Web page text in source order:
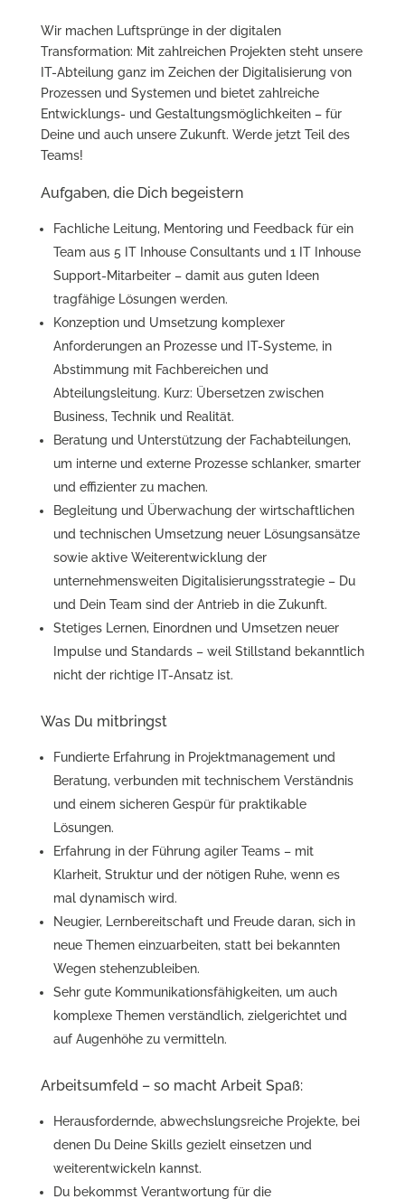
Wir machen Luftsprünge in der digitalen
Transformation: Mit zahlreichen Projekten steht unsere
IT-Abteilung ganz im Zeichen der Digitalisierung von
Prozessen und Systemen und bietet zahlreiche
Entwicklungs- und Gestaltungsmöglichkeiten – für
Deine und auch unsere Zukunft. Werde jetzt Teil des
Teams!
Aufgaben, die Dich begeistern
Fachliche Leitung, Mentoring und Feedback für ein
Team aus 5 IT Inhouse Consultants und 1 IT Inhouse
Support-Mitarbeiter – damit aus guten Ideen
tragfähige Lösungen werden.
Konzeption und Umsetzung komplexer
Anforderungen an Prozesse und IT-Systeme, in
Abstimmung mit Fachbereichen und
Abteilungsleitung. Kurz: Übersetzen zwischen
Business, Technik und Realität.
Beratung und Unterstützung der Fachabteilungen,
um interne und externe Prozesse schlanker, smarter
und effizienter zu machen.
Begleitung und Überwachung der wirtschaftlichen
und technischen Umsetzung neuer Lösungsansätze
sowie aktive Weiterentwicklung der
unternehmensweiten Digitalisierungsstrategie – Du
und Dein Team sind der Antrieb in die Zukunft.
Stetiges Lernen, Einordnen und Umsetzen neuer
Impulse und Standards – weil Stillstand bekanntlich
nicht der richtige IT-Ansatz ist.
Was Du mitbringst
Fundierte Erfahrung in Projektmanagement und
Beratung, verbunden mit technischem Verständnis
und einem sicheren Gespür für praktikable
Lösungen.
Erfahrung in der Führung agiler Teams – mit
Klarheit, Struktur und der nötigen Ruhe, wenn es
mal dynamisch wird.
Neugier, Lernbereitschaft und Freude daran, sich in
neue Themen einzuarbeiten, statt bei bekannten
Wegen stehenzubleiben.
Sehr gute Kommunikationsfähigkeiten, um auch
komplexe Themen verständlich, zielgerichtet und
auf Augenhöhe zu vermitteln.
Arbeitsumfeld – so macht Arbeit Spaß:
Herausfordernde, abwechslungsreiche Projekte, bei
denen Du Deine Skills gezielt einsetzen und
weiterentwickeln kannst.
Du bekommst Verantwortung für die